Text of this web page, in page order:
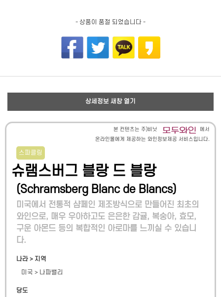
- 상품이 품절 되었습니다 -
상세정보 새창 열기
본 컨텐츠는 주)비닛
에서
온라인몰에게 제공하는 와인정보제공 서비스입니다.
스파클링
슈램스버그 블랑 드 블랑
(Schramsberg Blanc de Blancs)
미국에서 전통적 샴페인 제조방식으로 만들어진 최초의
와인으로, 매우 우아하고도 은은한 감귤, 복숭아, 효모,
구운 아몬드 등의 복합적인 아로마를 느끼실 수 있습니
다.
나라 > 지역
미국 > 나파밸리
당도